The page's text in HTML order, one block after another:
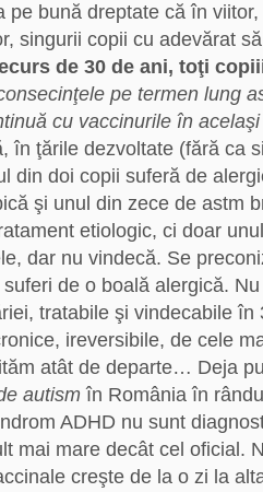
pe bună dreptate că în
singurii copii cu adevărat
de 30 de ani, toţi
pe termen lung
cu vaccinurile în
în ţările dezvoltate (fără ca
din doi copii suferă de
şi unul din zece de astm
etiologic, ci doar
dar nu vindecă. Se
de o boală alergică.
tratabile şi vindecabile în
ireversibile, de cele
atât de departe… Deja
autism în România în
ADHD nu sunt
mai mare decât cel oficial.
creşte de la o zi la